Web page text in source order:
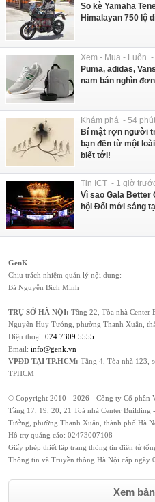
So kè Yamaha
Himalayan 750 lộ
Xem - Mua - Luôn
Puma, adidas,
nam bán nghìn
Khám phá - 54
Bí mật rợn người
bạn đến từ một
biết tới!
Tin ICT - 1 giờ
Vì sao Gala Better
hội Đổi mới sáng
GenK
Chịu trách nhiệm quản lý nội dung:
Bà Nguyễn Bích Minh
TRỤ SỞ HÀ NỘI: Tầng 22, Tòa nhà
Nguyễn Huy Tưởng, phường Thanh Xuân,
Điện thoại: 024 7309 5555
Email: info@genk.vn
VPĐD TẠI TP.HCM: Tầng 4, Tòa nhà 123,
TPHCM
© Copyright 2010 - 2026 - Công ty Cổ phần
Tầng 17, 19, 20, 21 Toà nhà Center
Tưởng, phường Thanh Xuân, thành phố Hà
Hỗ trợ quảng cáo: 02473007108
Giấy phép thiết lập trang thông tin điện tử
Thông tin và Truyền thông Hà Nội cấp ngày
Xem